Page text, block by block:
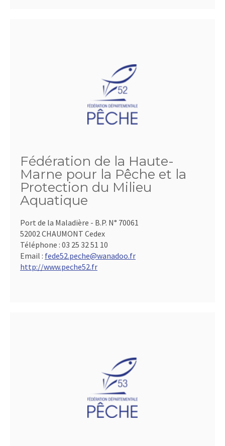
Fédération de la Haute-
Marne pour la Pêche et la
Protection du Milieu
Aquatique
Port de la Maladière - B.P. N° 70061
52002 CHAUMONT Cedex
Téléphone : 03 25 32 51 10
Email : fede52.peche@wanadoo.fr
http://www.peche52.fr